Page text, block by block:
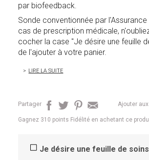
par biofeedback.
Sonde conventionnée par l'Assurance
cas de prescription médicale,
cocher la case "Je désire une feuille
de l'ajouter à votre panier.
LIRE LA SUITE
Partager Ajouter
Gagnez 310 points Fidélité en achetant ce
Je désire une feuille de soins